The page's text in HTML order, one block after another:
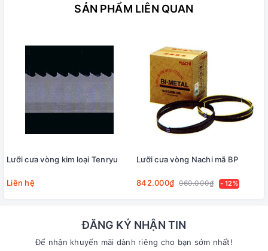
SẢN PHẨM LIÊN QUAN
Lưỡi cưa vòng kim loại Tenryu
Liên hệ
Lưỡi cưa vòng Nachi mã BP
842.000₫ 960.000₫ - 12%
ĐĂNG KÝ NHẬN TIN
Để nhận khuyến mãi dành riêng cho bạn sớm nhất!